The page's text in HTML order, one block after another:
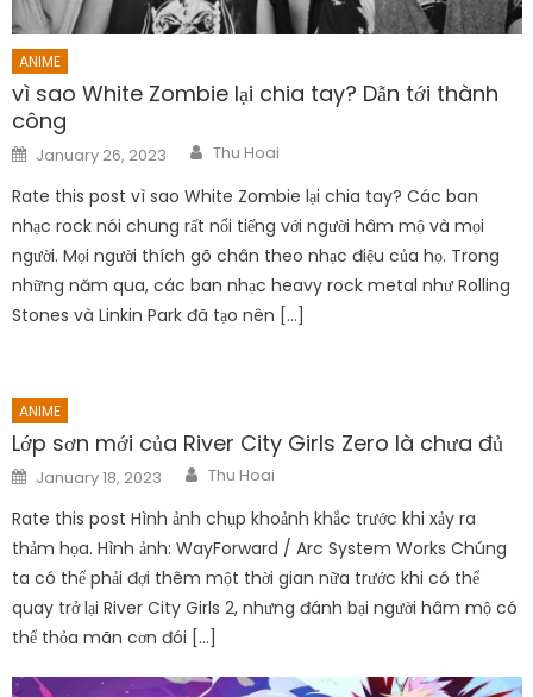
ANIME
vì sao White Zombie lại chia tay? Dẫn tới thành
công
Posted
on
January 26, 2023 Author
Thu Hoai
Rate this post vì sao White Zombie lại chia tay? Các ban
nhạc rock nói chung rất nổi tiếng với người hâm mộ và mọi
người. Mọi người thích gõ chân theo nhạc điệu của họ. Trong
những năm qua, các ban nhạc heavy rock metal như Rolling
Stones và Linkin Park đã tạo nên […]
ANIME
Lớp sơn mới của River City Girls Zero là chưa đủ
Posted
on
January 18, 2023 Author
Thu Hoai
Rate this post Hình ảnh chụp khoảnh khắc trước khi xảy ra
thảm họa. Hình ảnh: WayForward / Arc System Works Chúng
ta có thể phải đợi thêm một thời gian nữa trước khi có thể
quay trở lại River City Girls 2, nhưng đánh bại người hâm mộ có
thể thỏa mãn cơn đói […]